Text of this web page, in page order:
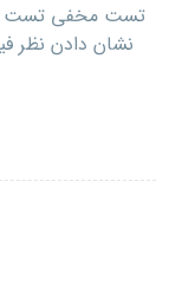
تست مخفی تست
نشان دادن نظر